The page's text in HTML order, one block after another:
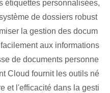
étiquettes personnalisées,
de dossiers robust
la gestion des docum
aux informations
de documents personne
Cloud fournit les outils né
et l'efficacité dans la gesti